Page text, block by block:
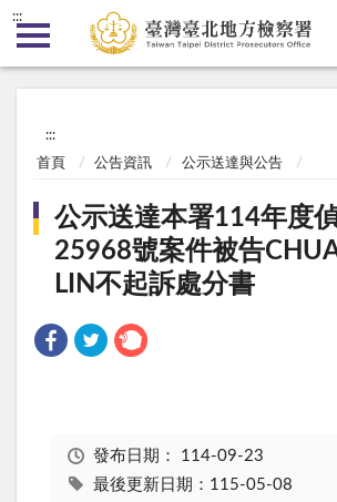
:::
:::
首頁 公告資訊 公示送達與公告
公示送達本署114年度
25968號案件被告
LIN不起訴處分書
發布日期： 114-09-23
最後更新日期：115-05-08